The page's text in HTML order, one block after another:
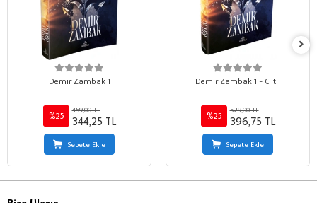
Demir Zambak 1
%25
459,00 TL
344,25 TL
Sepete Ekle
Demir Zambak 1 - Ciltli
%25
529,00 TL
396,75 TL
Sepete Ekle